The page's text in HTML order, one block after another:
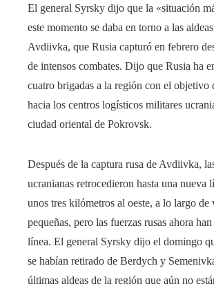
El general Syrsky dijo que la «situación
este momento se daba en torno a las
Avdiivka, que Rusia capturó en febrero
de intensos combates. Dijo que Rusia ha
cuatro brigadas a la región con el objetivo
hacia los centros logísticos militares
ciudad oriental de Pokrovsk.
Después de la captura rusa de Avdiivka,
ucranianas retrocedieron hasta una nueva
unos tres kilómetros al oeste, a lo largo de
pequeñas, pero las fuerzas rusas ahora
línea. El general Syrsky dijo el domingo
se habían retirado de Berdych y
últimas aldeas de la región que aún no